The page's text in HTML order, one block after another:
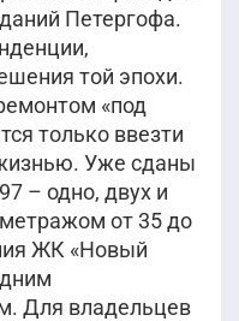
Петергофа.
той эпохи.
«под
только ввезти
Уже сданы
– одно, двух и
от 35 до
ЖК «Новый
Для владельцев